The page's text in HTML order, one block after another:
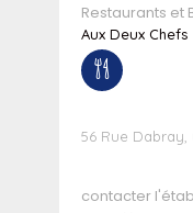
Restaurants et
Aux Deux Chefs
56 Rue Dabray,
contacter